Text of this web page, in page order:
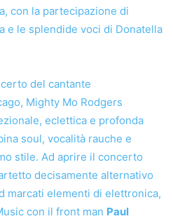
con la partecipazione di
e le splendide voci di Donatella
del cantante
Mighty Mo Rodgers
eclettica e profonda
soul, vocalità rauche e
stile. Ad aprire il concerto
decisamente alternativo
marcati elementi di elettronica,
con il front man Paul